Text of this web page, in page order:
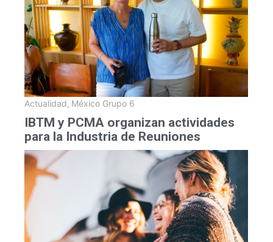
Actualidad, México Grupo 6
IBTM y PCMA organizan actividades
para la Industria de Reuniones